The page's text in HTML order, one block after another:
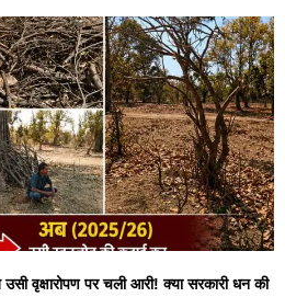
वृक्षारोपण पर चली आरी! क्या सरकारी धन की